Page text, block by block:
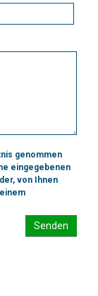
genommen
eingegebenen
von Ihnen
Senden